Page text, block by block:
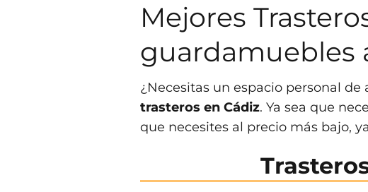
Mejores
guardamuebles
¿Necesitas un espacio personal
trasteros en Cádiz. Ya sea que
que necesites al precio más bajo,